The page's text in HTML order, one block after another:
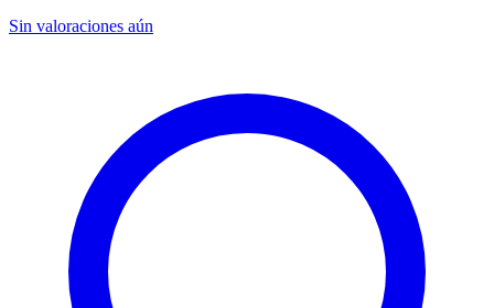
Sin valoraciones aún